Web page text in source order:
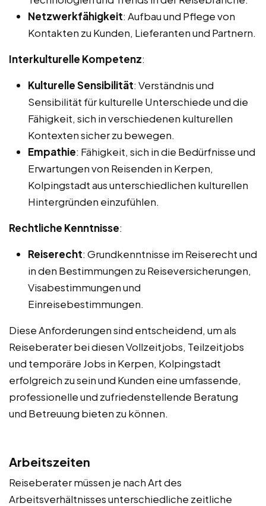
Netzwerkfähigkeit: Aufbau und Pflege von
Kontakten zu Kunden, Lieferanten und Partnern.
Interkulturelle Kompetenz:
Kulturelle Sensibilität: Verständnis und
Sensibilität für kulturelle Unterschiede und die
Fähigkeit, sich in verschiedenen kulturellen
Kontexten sicher zu bewegen.
Empathie: Fähigkeit, sich in die Bedürfnisse und
Erwartungen von Reisenden in Kerpen,
Kolpingstadt aus unterschiedlichen kulturellen
Hintergründen einzufühlen.
Rechtliche Kenntnisse:
Reiserecht: Grundkenntnisse im Reiserecht und
in den Bestimmungen zu Reiseversicherungen,
Visabestimmungen und
Einreisebestimmungen.
Diese Anforderungen sind entscheidend, um als
Reiseberater bei diesen Vollzeitjobs, Teilzeitjobs
und temporäre Jobs in Kerpen, Kolpingstadt
erfolgreich zu sein und Kunden eine umfassende,
professionelle und zufriedenstellende Beratung
und Betreuung bieten zu können.
Arbeitszeiten
Reiseberater müssen je nach Art des
Arbeitsverhältnisses unterschiedliche zeitliche